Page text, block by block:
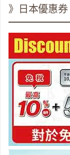
》日本優惠